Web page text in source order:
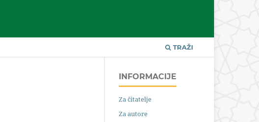
TRAŽI
INFORMACIJE
Za čitatelje
Za autore